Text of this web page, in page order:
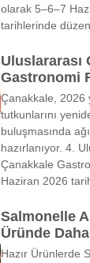
olarak 5–6–7
tarihlerinde
Uluslararası
Gastronomi
Çanakkale, 2026
tutkunlarını
buluşmasında
hazırlanıyor. 4.
Çanakkale
Haziran 2026
Salmonelle
Üründe
Hazır Ürünlerde